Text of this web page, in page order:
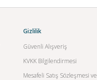
Gizlilik
Güvenli Alışveriş
KVKK Bilgilendirmesi
Mesafeli Satış Sözleşmesi ve